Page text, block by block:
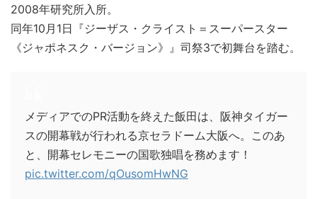
2008年研究所入所。
同年10月1日『ジーザス・クライスト＝スーパースター
《ジャポネスク・バージョン》』司祭3で初舞台を踏む。
メディアでのPR活動を終えた飯田は、阪神タイガー
スの開幕戦が行われる京セラドーム大阪へ。このあ
と、開幕セレモニーの国歌独唱を務めます！
pic.twitter.com/qOusomHwNG